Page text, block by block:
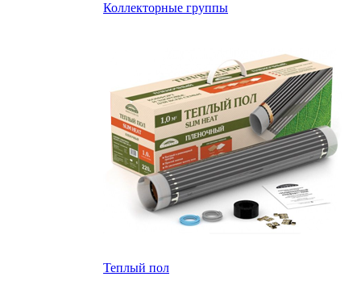
Коллекторные группы
Теплый пол